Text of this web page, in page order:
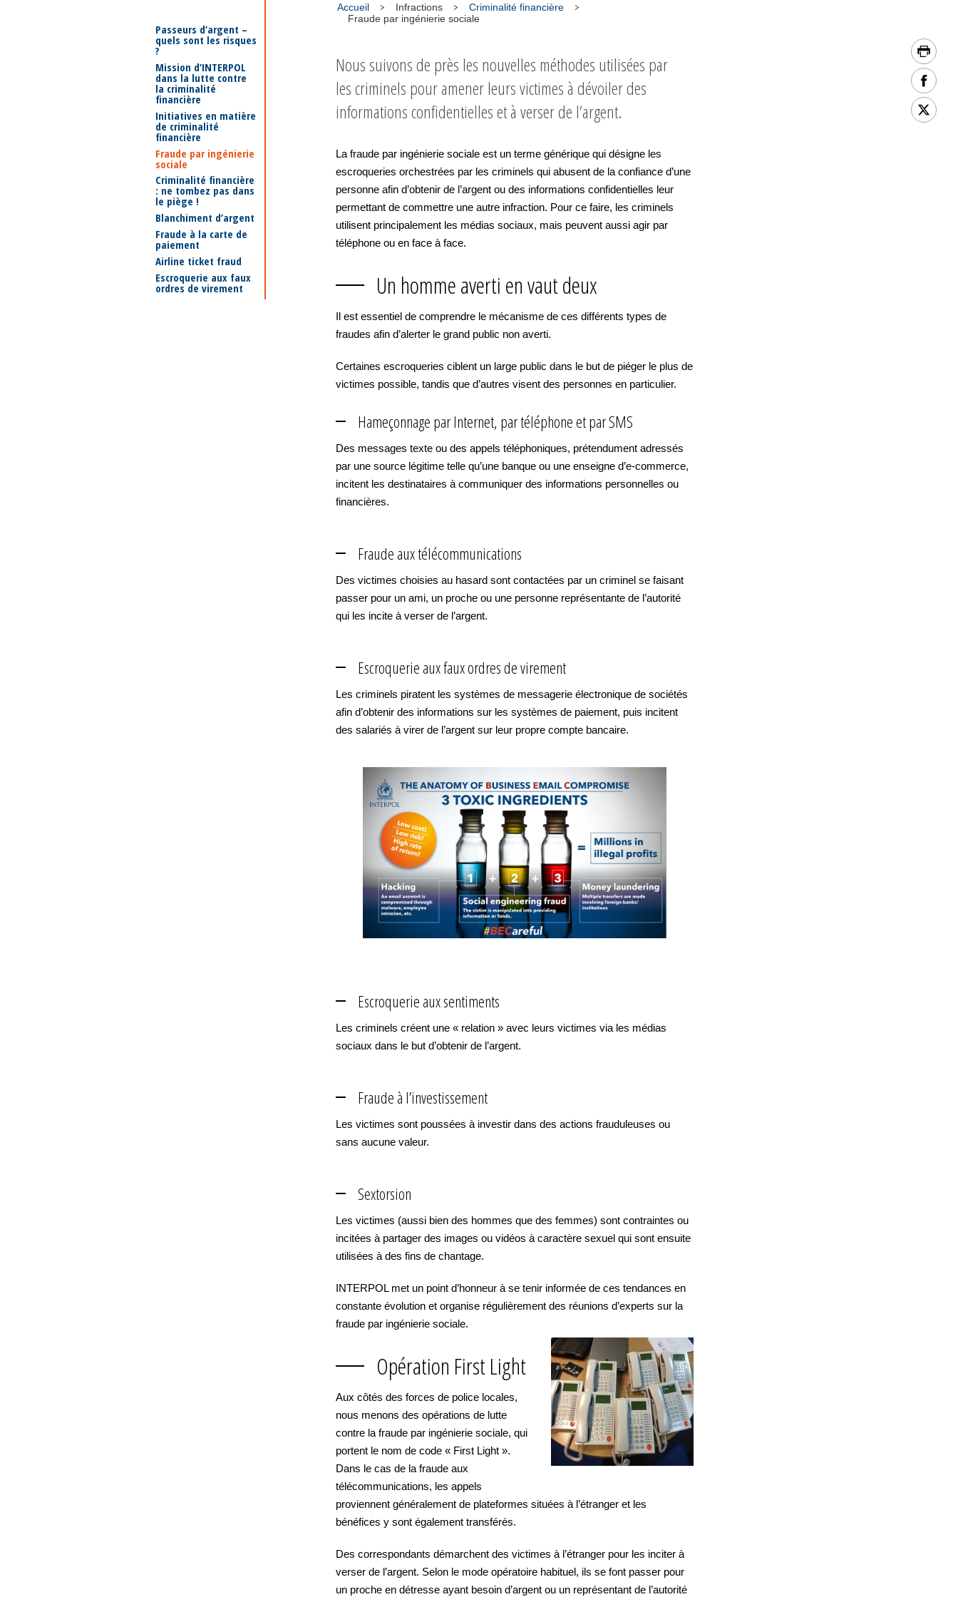
Accueil Infractions
Criminalité financière
Fraude par ingénierie sociale
Passeurs d’argent –
quels sont les risques
?
Mission d’INTERPOL
dans la lutte contre
la criminalité
financière
Initiatives en matière
de criminalité
financière
Fraude par ingénierie
sociale
Criminalité financière
: ne tombez pas dans
le piège !
Blanchiment d’argent
Fraude à la carte de
paiement
Airline ticket fraud
Escroquerie aux faux
ordres de virement
Nous suivons de près les nouvelles méthodes utilisées par
les criminels pour amener leurs victimes à dévoiler des
informations confidentielles et à verser de l’argent.
La fraude par ingénierie sociale est un terme générique qui désigne les
escroqueries orchestrées par les criminels qui abusent de la confiance d’une
personne afin d’obtenir de l’argent ou des informations confidentielles leur
permettant de commettre une autre infraction. Pour ce faire, les criminels
utilisent principalement les médias sociaux, mais peuvent aussi agir par
téléphone ou en face à face.
Un homme averti en vaut deux
Il est essentiel de comprendre le mécanisme de ces différents types de
fraudes afin d’alerter le grand public non averti.
Certaines escroqueries ciblent un large public dans le but de piéger le plus de
victimes possible, tandis que d’autres visent des personnes en particulier.
Hameçonnage par Internet, par téléphone et par SMS
Des messages texte ou des appels téléphoniques, prétendument adressés
par une source légitime telle qu’une banque ou une enseigne d’e-commerce,
incitent les destinataires à communiquer des informations personnelles ou
financières.
Fraude aux télécommunications
Des victimes choisies au hasard sont contactées par un criminel se faisant
passer pour un ami, un proche ou une personne représentante de l’autorité
qui les incite à verser de l’argent.
Escroquerie aux faux ordres de virement
Les criminels piratent les systèmes de messagerie électronique de sociétés
afin d’obtenir des informations sur les systèmes de paiement, puis incitent
des salariés à virer de l’argent sur leur propre compte bancaire.
Escroquerie aux sentiments
Les criminels créent une « relation » avec leurs victimes via les médias
sociaux dans le but d’obtenir de l’argent.
Fraude à l’investissement
Les victimes sont poussées à investir dans des actions frauduleuses ou
sans aucune valeur.
Sextorsion
Les victimes (aussi bien des hommes que des femmes) sont contraintes ou
incitées à partager des images ou vidéos à caractère sexuel qui sont ensuite
utilisées à des fins de chantage.
INTERPOL met un point d’honneur à se tenir informée de ces tendances en
constante évolution et organise régulièrement des réunions d’experts sur la
fraude par ingénierie sociale.
Opération First Light
Aux côtés des forces de police locales,
nous menons des opérations de lutte
contre la fraude par ingénierie sociale, qui
portent le nom de code « First Light ».
Dans le cas de la fraude aux
télécommunications, les appels
proviennent généralement de plateformes situées à l’étranger et les
bénéfices y sont également transférés.
Des correspondants démarchent des victimes à l’étranger pour les inciter à
verser de l’argent. Selon le mode opératoire habituel, ils se font passer pour
un proche en détresse ayant besoin d’argent ou un représentant de l’autorité